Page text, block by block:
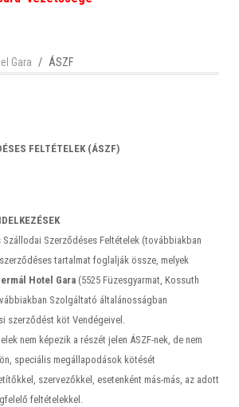
Gara ÁSZF
FELTÉTELEK (ÁSZF)
Szállodai Szerződéses Feltételek (továbbiakban
tartalmat foglalják össze, melyek
Hotel Gara (5525 Füzesgyarmat, Kossuth
Szolgáltató általánosságban
szerződést köt Vendégeivel.
nem képezik a részét jelen ÁSZF-nek, de nem
speciális megállapodások kötését
szervezőkkel, esetenként más-más, az adott
feltételekkel.